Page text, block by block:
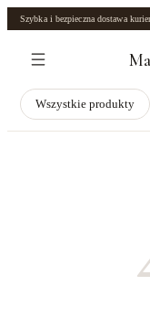
Szybka i bezpieczna dostawa
Wszystkie produkty